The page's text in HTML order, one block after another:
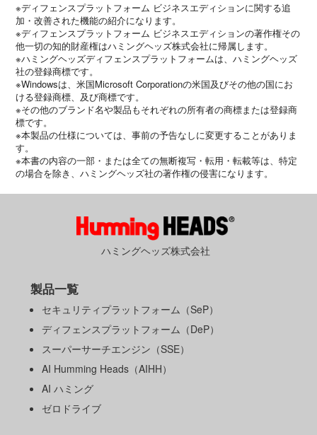
※ディフェンスプラットフォーム ビジネスエディションに関する追
加・改善された機能の紹介になります。
※ディフェンスプラットフォーム ビジネスエディションの著作権その
他一切の知的財産権はハミングヘッズ株式会社に帰属します。
※ハミングヘッズディフェンスプラットフォームは、ハミングヘッズ
社の登録商標です。
※Windowsは、米国Microsoft Corporationの米国及びその他の国にお
ける登録商標、及び商標です。
※その他のブランド名や製品もそれぞれの所有者の商標または登録商
標です。
※本製品の仕様については、事前の予告なしに変更することがありま
す。
※本書の内容の一部・または全ての無断複写・転用・転載等は、特定
の場合を除き、ハミングヘッズ社の著作権の侵害になります。
ハミングヘッズ株式会社
製品一覧
セキュリティプラットフォーム（SeP）
ディフェンスプラットフォーム（DeP）
スーパーサーチエンジン（SSE）
AI Humming Heads（AIHH）
AI ハミング
ゼロドライブ